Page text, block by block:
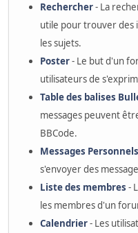
Rechercher- La
utile pour trouver des
les sujets.
Poster- Le but d'un
utilisateurs de
Table des balises
messages peuvent
BBCode.
Messages Personnels
s'envoyer des
Liste des membres -
les membres d'un
Calendrier- Les